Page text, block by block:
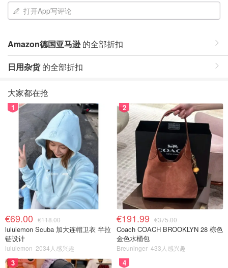
打开App写评论
Amazon德国亚马逊的全部折扣
日用杂货的全部折扣
大家都在抢
1
€69.00 €118.00
lululemon Scuba 加大连帽卫衣 半拉
链设计
lululemon 2034人感兴趣
2
€191.99 €375.00
Coach COACH BROOKLYN 28 棕色
金色水桶包
Breuninger 433人感兴趣
3 4